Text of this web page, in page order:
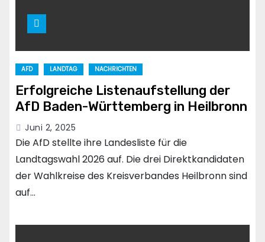
AFD LANDTAG NACHRICHTEN
Erfolgreiche Listenaufstellung der
AfD Baden-Württemberg in Heilbronn
Juni 2, 2025
Die AfD stellte ihre Landesliste für die
Landtagswahl 2026 auf. Die drei Direktkandidaten
der Wahlkreise des Kreisverbandes Heilbronn sind
auf…